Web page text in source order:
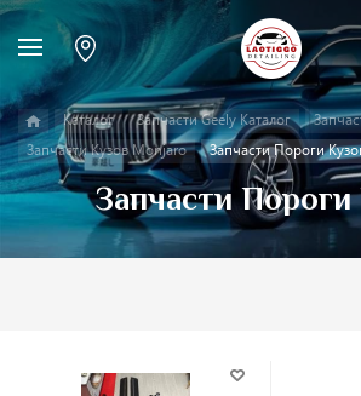
Каталог Запчасти Geely Каталог
Запчасти Кузов Monjaro
Запчасти Пороги
Запчасти